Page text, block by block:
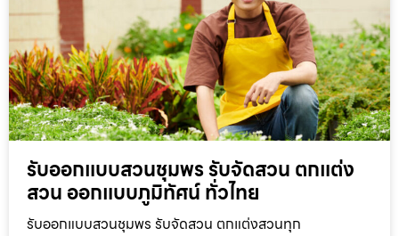
รับออกแบบสวนชุมพร รับจัดสวน ตกแต่ง
สวน ออกแบบภูมิทัศน์ ทั่วไทย
รับออกแบบสวนชุมพร รับจัดสวน ตกแต่งสวนทุก